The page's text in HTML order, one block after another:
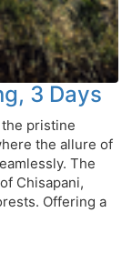
3 Days
pristine
the allure of
The
Chisapani,
Offering a